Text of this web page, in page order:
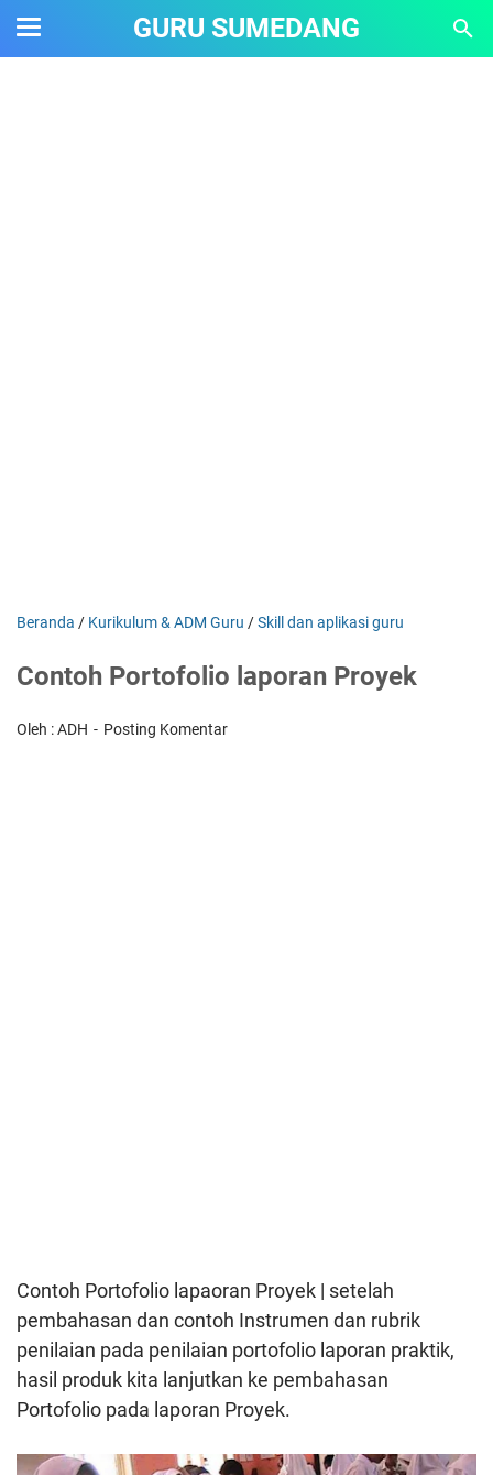
GURU SUMEDANG
Beranda / Kurikulum & ADM Guru /Skill dan aplikasi guru
Contoh Portofolio laporan Proyek
Oleh : ADH Posting Komentar
Contoh Portofolio lapaoran Proyek | setelah
pembahasan dan contoh Instrumen dan rubrik
penilaian pada penilaian portofolio laporan praktik,
hasil produk kita lanjutkan ke pembahasan
Portofolio pada laporan Proyek.